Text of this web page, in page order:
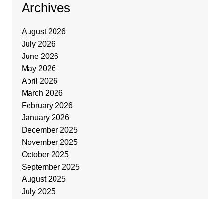
Archives
August 2026
July 2026
June 2026
May 2026
April 2026
March 2026
February 2026
January 2026
December 2025
November 2025
October 2025
September 2025
August 2025
July 2025